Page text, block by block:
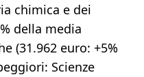
chimica e dei
della media
(31.962 euro: +5%
Scienze